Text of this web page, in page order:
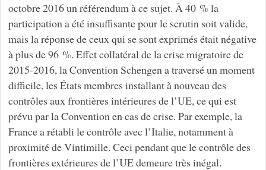
octobre 2016 un référendum à ce sujet. À 40 % la
participation a été insuffisante pour le scrutin soit valide,
mais la réponse de ceux qui se sont exprimés était négative
à plus de 96 %. Effet collatéral de la crise migratoire de
2015-2016, la Convention Schengen a traversé un moment
difficile, les États membres installant à nouveau des
contrôles aux frontières intérieures de l’UE, ce qui est
prévu par la Convention en cas de crise. Par exemple, la
France a rétabli le contrôle avec l’Italie, notamment à
proximité de Vintimille. Ceci pendant que le contrôle des
frontières extérieures de l’UE demeure très inégal.